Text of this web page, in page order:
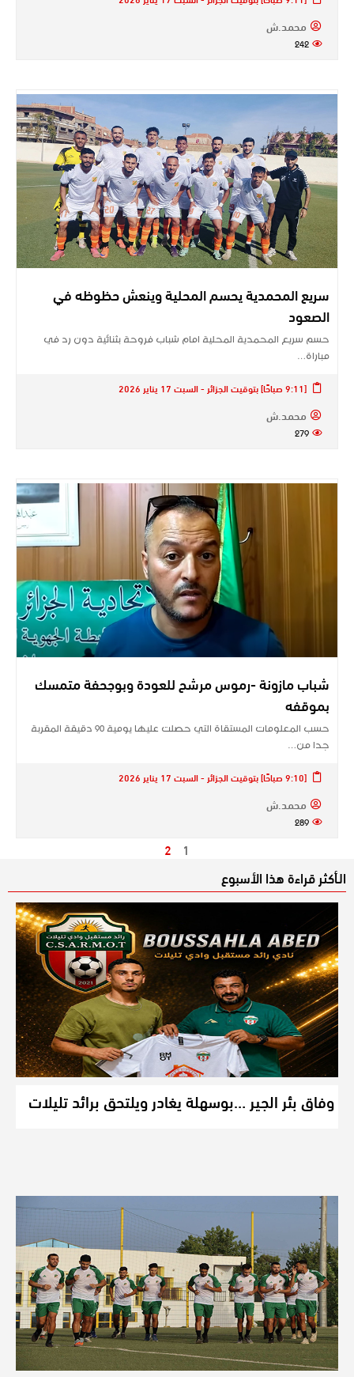
محمد.ش
242
سريع المحمدية يحسم المحلية وينعش حظوظه في
الصعود
حسم سريع المحمدية المحلية امام شباب فروحة بثنائية دون رد في
مباراة…
[9:11 صباحًا] بتوقيت الجزائر - السبت 17 يناير 2026
محمد.ش
279
شباب مازونة -رموس مرشح للعودة وبوجحفة متمسك
بموقفه
حسب المعلومات المستقاة التي حصلت عليها يومية 90 دقيقة المقربة
جدا من…
[9:10 صباحًا] بتوقيت الجزائر - السبت 17 يناير 2026
محمد.ش
289
1
2
الـأكثر قراءة هذا الأسبوع
وفاق بئر الجير …بوسهلة يغادر ويلتحق برائد تليلات